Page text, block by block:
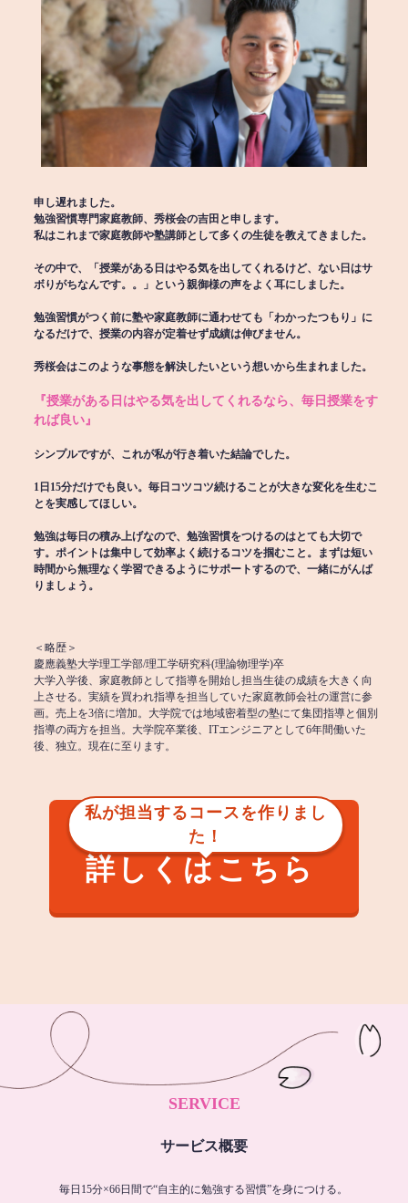
申し遅れました。
勉強習慣専門家庭教師、秀桜会の吉田と申します。
私はこれまで家庭教師や塾講師として多くの生徒を教えてきました。
その中で、「授業がある日はやる気を出してくれるけど、ない日はサ
ボりがちなんです。。」という親御様の声をよく耳にしました。
勉強習慣がつく前に塾や家庭教師に通わせても「わかったつもり」に
なるだけで、授業の内容が定着せず成績は伸びません。
秀桜会はこのような事態を解決したいという想いから生まれました。
『授業がある日はやる気を出してくれるなら、毎日授業をす
れば良い』
シンプルですが、これが私が行き着いた結論でした。
1日15分だけでも良い。毎日コツコツ続けることが大きな変化を生むこ
とを実感してほしい。
勉強は毎日の積み上げなので、勉強習慣をつけるのはとても大切で
す。ポイントは集中して効率よく続けるコツを掴むこと。まずは短い
時間から無理なく学習できるようにサポートするので、一緒にがんば
りましょう。
＜略歴＞
慶應義塾大学理工学部/理工学研究科(理論物理学)卒
大学入学後、家庭教師として指導を開始し担当生徒の成績を大きく向
上させる。実績を買われ指導を担当していた家庭教師会社の運営に参
画。売上を3倍に増加。大学院では地域密着型の塾にて集団指導と個別
指導の両方を担当。大学院卒業後、ITエンジニアとして6年間働いた
後、独立。現在に至ります。
私が担当するコースを作りまし
た！
詳しくはこちら
SERVICE
サービス概要
毎日15分×66日間で“自主的に勉強する習慣”を身につける。